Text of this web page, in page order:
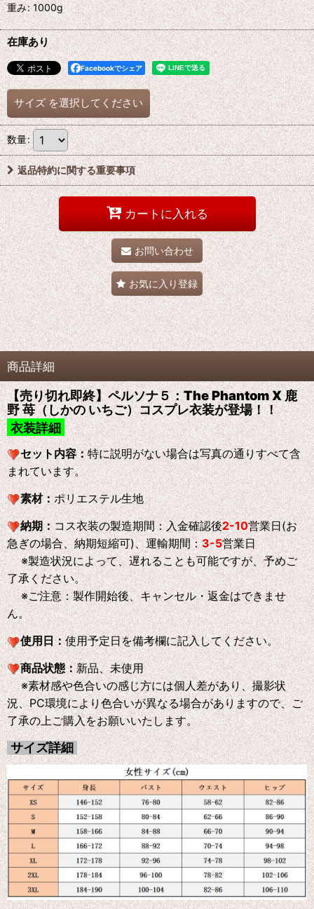
重み:1000g
在庫あり
Facebookでシェア
サイズ を選択してください
数量:
返品特約に関する重要事項
カートに入れる
お問い合わせ
お気に入り登録
商品詳細
【売り切れ即終】ペルソナ５：The Phantom X 鹿
野 苺（しかの いちご）コスプレ衣装が登場！！
衣装詳細
セット内容：特に説明がない場合は写真の通りすべて含
まれています。
素材：ポリエステル生地
納期：コス衣装の製造期間：入金確認後2-10営業日(お
急ぎの場合、納期短縮可)、運輸期間：3-5営業日
※製造状況によって、遅れることも可能ですが、予めご
了承ください。
※ご注意：製作開始後、キャンセル・返金はできませ
ん。
使用日：使用予定日を備考欄に記入してください。
商品状態：新品、未使用
※素材感や色合いの感じ方には個人差があり、撮影状
況、PC環境により色合いが異なる場合がありますので、ご
了承の上ご購入をお願いいたします。
サイズ詳細